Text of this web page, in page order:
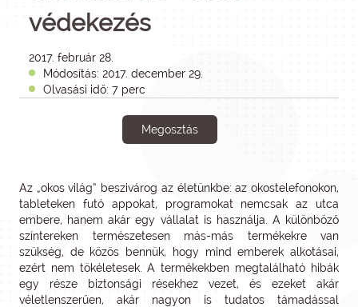
védekezés
2017. február 28.
Módosítás: 2017. december 29.
Olvasási idő: 7 perc
Megosztás
Az „okos világ” beszivárog az életünkbe: az okostelefonokon,
tableteken futó appokat, programokat nemcsak az utca
embere, hanem akár egy vállalat is használja. A különböző
színtereken természetesen más-más termékekre van
szükség, de közös bennük, hogy mind emberek alkotásai,
ezért nem tökéletesek. A termékekben megtalálható hibák
egy része biztonsági résekhez vezet, és ezeket akár
véletlenszerűen, akár nagyon is tudatos támadással